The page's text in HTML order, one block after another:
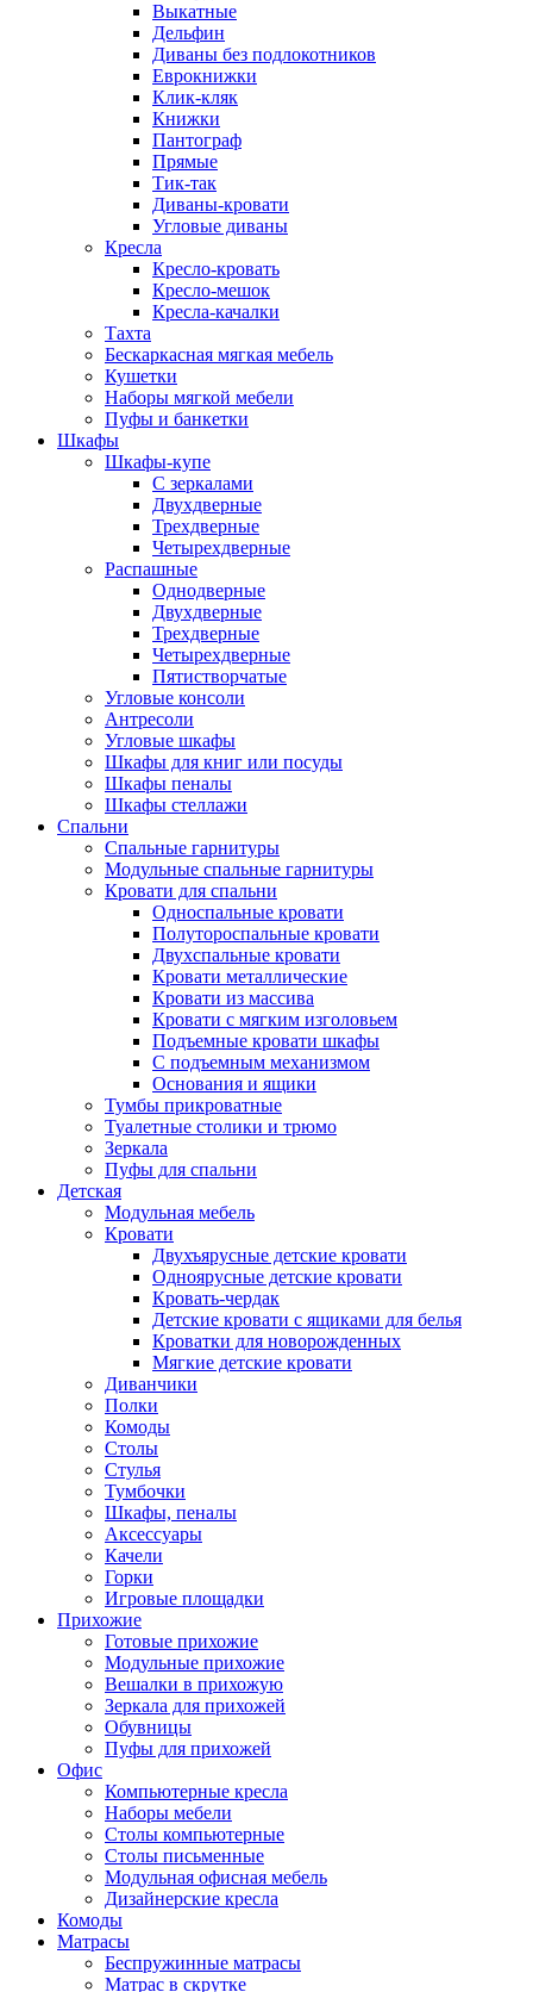
Выкатные
Дельфин
Диваны без подлокотников
Еврокнижки
Клик-кляк
Книжки
Пантограф
Прямые
Тик-так
Диваны-кровати
Угловые диваны
Кресла
Кресло-кровать
Кресло-мешок
Кресла-качалки
Тахта
Бескаркасная мягкая мебель
Кушетки
Наборы мягкой мебели
Пуфы и банкетки
Шкафы
Шкафы-купе
С зеркалами
Двухдверные
Трехдверные
Четырехдверные
Распашные
Однодверные
Двухдверные
Трехдверные
Четырехдверные
Пятистворчатые
Угловые консоли
Антресоли
Угловые шкафы
Шкафы для книг или посуды
Шкафы пеналы
Шкафы стеллажи
Спальни
Спальные гарнитуры
Модульные спальные гарнитуры
Кровати для спальни
Односпальные кровати
Полутороспальные кровати
Двухспальные кровати
Кровати металлические
Кровати из массива
Кровати с мягким изголовьем
Подъемные кровати шкафы
С подъемным механизмом
Основания и ящики
Тумбы прикроватные
Туалетные столики и трюмо
Зеркала
Пуфы для спальни
Детская
Модульная мебель
Кровати
Двухъярусные детские кровати
Одноярусные детские кровати
Кровать-чердак
Детские кровати с ящиками для белья
Кроватки для новорожденных
Мягкие детские кровати
Диванчики
Полки
Комоды
Столы
Стулья
Тумбочки
Шкафы, пеналы
Аксессуары
Качели
Горки
Игровые площадки
Прихожие
Готовые прихожие
Модульные прихожие
Вешалки в прихожую
Зеркала для прихожей
Обувницы
Пуфы для прихожей
Офис
Компьютерные кресла
Наборы мебели
Столы компьютерные
Столы письменные
Модульная офисная мебель
Дизайнерские кресла
Комоды
Матрасы
Беспружинные матрасы
Матрас в скрутке